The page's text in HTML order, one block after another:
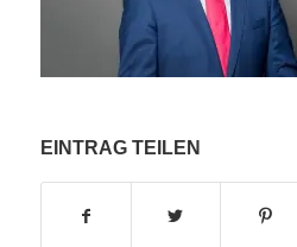
EINTRAG TEILEN